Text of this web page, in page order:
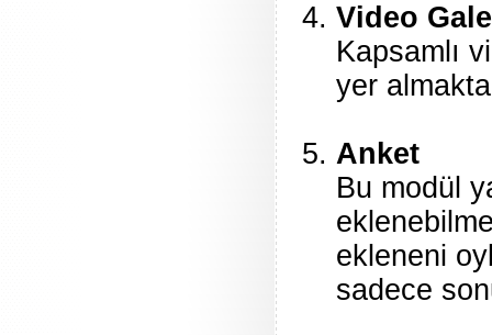
Video
Kapsamlı
yer
Anket
Bu modül
ekleneni
sadece